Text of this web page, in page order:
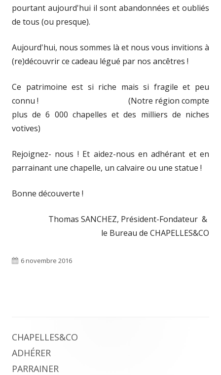
pourtant aujourd'hui il sont abandonnées et oubliés
de tous (ou presque).
Aujourd'hui, nous sommes là et nous vous invitions à
(re)découvrir ce cadeau légué par nos ancêtres !
Ce patrimoine est si riche mais si fragile et peu
connu ! (Notre région compte
plus de 6 000 chapelles et des milliers de niches
votives)
Rejoignez- nous ! Et aidez-nous en adhérant et en
parrainant une chapelle, un calvaire ou une statue !
Bonne découverte !
Thomas SANCHEZ, Président-Fondateur &
le Bureau de CHAPELLES&CO
Publié
6 novembre 2016
Colonne
principale
CHAPELLES&CO
ADHÉRER
PARRAINER